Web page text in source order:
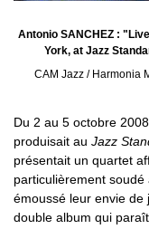
Antonio SANCHEZ :
York, at Jazz
CAM Jazz / Harmonia
Du 2 au 5 octobre
produisait au Jazz
présentait un quartet
particulièrement soudé
émoussé leur envie de
double album qui